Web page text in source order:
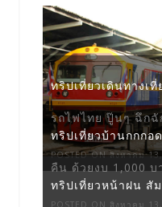
ทริปเที่ยวเดินทางเ
รถไฟไทย ปู๊นๆ ฉึกฉั
POSTED ON สิงหาคม
ทริปเที่ยวบ้านกกกอ
คืน ด้วยงบ 1,000 บ
POSTED ON สิงหาคม
ทริปเที่ยวหน้าฝน สั